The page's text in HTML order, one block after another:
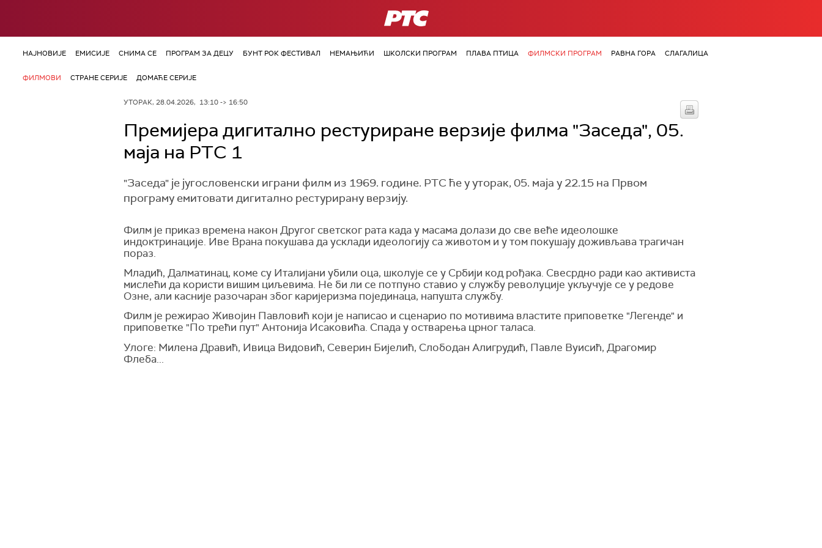
РТС
НАЈНОВИЈЕ ЕМИСИЈЕ СНИМА СЕ ПРОГРАМ ЗА ДЕЦУ БУНТ РОК ФЕСТИВАЛ НЕМАЊИЋИ ШКОЛСКИ ПРОГРАМ ПЛАВА ПТИЦА ФИЛМСКИ ПРОГРАМ РАВНА ГОРА СЛАГАЛИЦА
ФИЛМОВИ СТРАНЕ СЕРИЈЕ ДОМАЋЕ СЕРИЈЕ
УТОРАК, 28.04.2026, 13:10 -> 16:50
Премијера дигитално рестуриране верзије филмa "Заседа", 05.
маја на РТС 1
"Заседа" је југословенски играни филм из 1969. године. РТС ће у уторак, 05. маја у 22.15 на Првом
програму емитовати дигитално рестурирану верзију.
Филм је приказ времена након Другог светског рата када у масама долази до све веће идеолошке
индоктринације. Иве Врана покушава да усклади идеологију са животом и у том покушају доживљава трагичан
пораз.
Младић, Далматинац, коме су Италијани убили оца, школује се у Србији код рођака. Свесрдно ради као активиста
мислећи да користи вишим циљевима. Не би ли се потпуно ставио у службу револуције укључује се у редове
Озне, али касније разочаран због каријеризма појединаца, напушта службу.
Филм је режирао Живојин Павловић који је написао и сценарио по мотивима властите приповетке "Легенде" и
приповетке "По трећи пут" Антонија Исаковића. Спада у остварења црног таласа.
Улоге: Милена Дравић, Ивица Видовић, Северин Бијелић, Слободан Алигрудић, Павле Вуисић, Драгомир
Флеба...